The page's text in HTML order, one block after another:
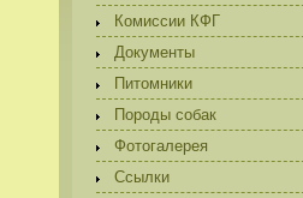
Комиссии КФГ
Документы
Питомники
Породы собак
Фотогалерея
Ссылки